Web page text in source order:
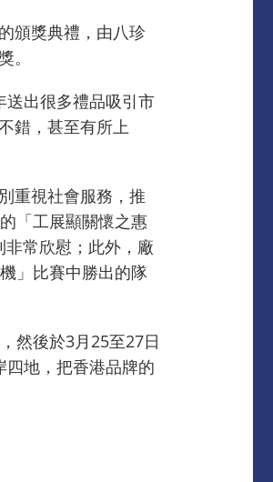
頒獎典禮，由八珍
。
送出很多禮品吸引市
錯，甚至有所上
重視社會服務，推
「工展顯關懷之惠
常欣慰；此外，廠
」比賽中勝出的隊
然後於3月25至27日
地，把香港品牌的